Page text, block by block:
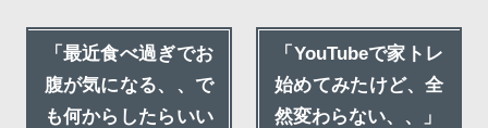
「最近食べ過ぎでお
腹が気になる、、で
も何からしたらいい
「YouTubeで家トレ
始めてみたけど、全
然変わらない、、」